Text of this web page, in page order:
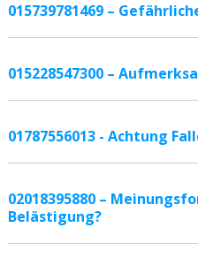
015739781469 –
015228547300 –
01787556013 - Achtung
02018395880 –
Belästigung?